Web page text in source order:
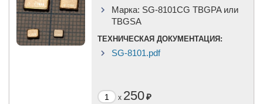
Марка: SG-8101CG TBGPA или
TBGSA
ТЕХНИЧЕСКАЯ ДОКУМЕНТАЦИЯ:
SG-8101.pdf
x 250₽